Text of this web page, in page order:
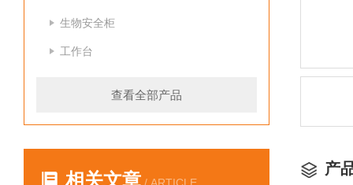
生物安全柜
工作台
查看全部产品
相关文章
产